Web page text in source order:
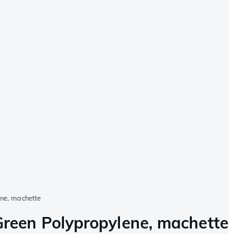
machette
Polypropylene, machette